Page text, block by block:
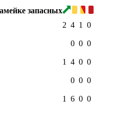
2 4 1 0
0 0 0
1 4 0 0
0 0 0
1 6 0 0